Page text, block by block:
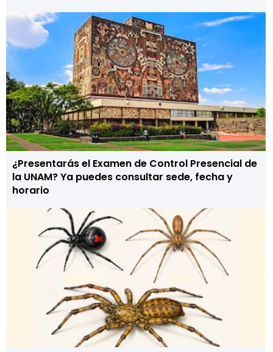
¿Presentarás el Examen de Control Presencial de
la UNAM? Ya puedes consultar sede, fecha y
horario